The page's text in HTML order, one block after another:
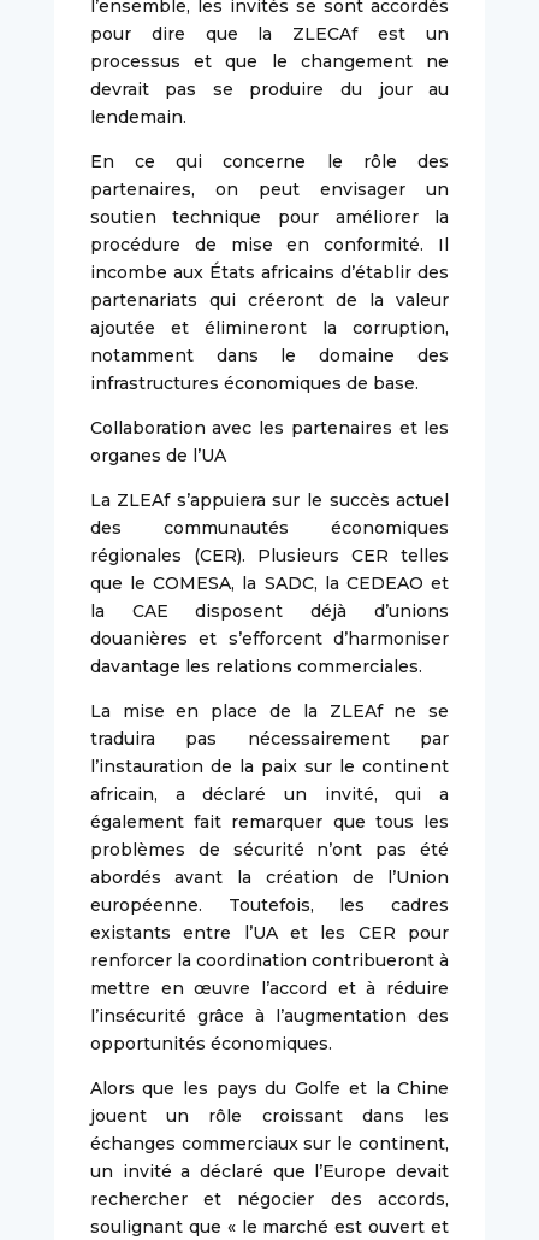
l’ensemble, les invités se sont accordés
pour dire que la ZLECAf est un
processus et que le changement ne
devrait pas se produire du jour au
lendemain.
En ce qui concerne le rôle des
partenaires, on peut envisager un
soutien technique pour améliorer la
procédure de mise en conformité. Il
incombe aux États africains d’établir des
partenariats qui créeront de la valeur
ajoutée et élimineront la corruption,
notamment dans le domaine des
infrastructures économiques de base.
Collaboration avec les partenaires et les
organes de l’UA
La ZLEAf s’appuiera sur le succès actuel
des communautés économiques
régionales (CER). Plusieurs CER telles
que le COMESA, la SADC, la CEDEAO et
la CAE disposent déjà d’unions
douanières et s’efforcent d’harmoniser
davantage les relations commerciales.
La mise en place de la ZLEAf ne se
traduira pas nécessairement par
l’instauration de la paix sur le continent
africain, a déclaré un invité, qui a
également fait remarquer que tous les
problèmes de sécurité n’ont pas été
abordés avant la création de l’Union
européenne. Toutefois, les cadres
existants entre l’UA et les CER pour
renforcer la coordination contribueront à
mettre en œuvre l’accord et à réduire
l’insécurité grâce à l’augmentation des
opportunités économiques.
Alors que les pays du Golfe et la Chine
jouent un rôle croissant dans les
échanges commerciaux sur le continent,
un invité a déclaré que l’Europe devait
rechercher et négocier des accords,
soulignant que « le marché est ouvert et